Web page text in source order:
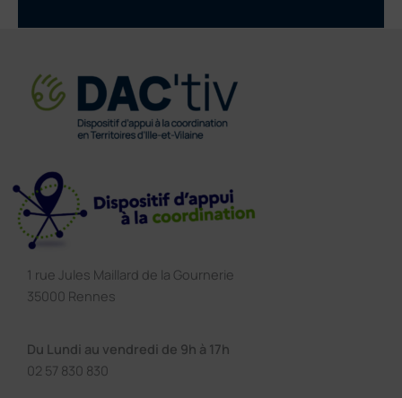
1 rue Jules Maillard de la Gournerie
35000 Rennes
Du Lundi au vendredi de 9h à 17h
02 57 830 830